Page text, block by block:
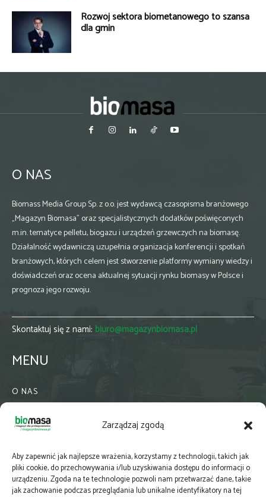
Zarządzaj zgodą
Aby zapewnić jak najlepsze wrażenia, korzystamy z technologii, takich jak
pliki cookie, do przechowywania i/lub uzyskiwania dostępu do informacji o
urządzeniu. Zgoda na te technologie pozwoli nam przetwarzać dane, takie
jak zachowanie podczas przeglądania lub unikalne identyfikatory na tej
Rozwój sektora biometanowego to szansa
dla gmin
O NAS
Biomass Media Group Sp. z o.o. jest wydawcą czasopisma branżowego
„Magazyn Biomasa” oraz specjalistycznych dodatków poświęconych
m.in. tematyce pelletu, biogazu i urządzeń grzewczych na biomasę.
Działalność wydawniczą uzupełnia organizacja konferencji i spotkań
branżowych, których celem jest stworzenie platformy wymiany wiedzy i
doświadczeń oraz ocena aktualnej sytuacji rynku biomasy w Polsce i
prognoza jego rozwoju.
Skontaktuj się z nami: biuro@magazynbiomasa.pl
MENU
O NAS
WSPÓŁPRACA
PRENUMERATA
NEWSLETTER